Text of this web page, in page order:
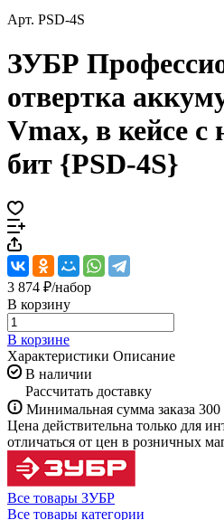
Арт. PSD-4S
ЗУБР
отвертка
Vmax, в кейсе с
бит {PSD-4S}
3 874 ₽/набор
В корзину
В корзине
Характеристики Описание
В наличии
Рассчитать доставку
Минимальная сумма заказа 300
Цена действительна только для
отличаться от цен в розничных
Все товары ЗУБР
Все товары категории